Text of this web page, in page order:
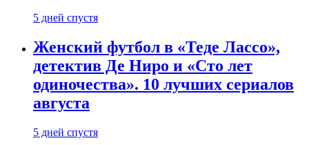
5 дней спустя
Женский футбол в «Теде Лассо»,
детектив Де Ниро и «Сто лет
одиночества». 10 лучших сериалов
августа
5 дней спустя